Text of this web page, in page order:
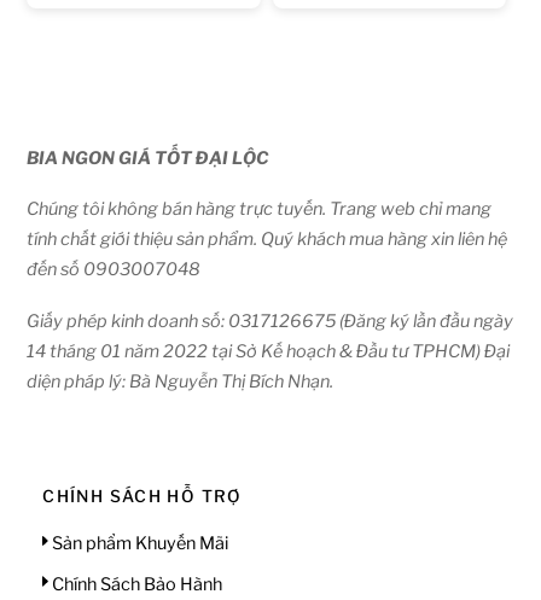
BIA NGON GIÁ TỐT ĐẠI LỘC
Chúng tôi không bán hàng trực tuyến. Trang web chỉ mang
tính chất giới thiệu sản phẩm. Quý khách mua hàng xin liên hệ
đến số 0903007048
Giấy phép kinh doanh số: 0317126675 (Đăng ký lần đầu ngày
14 tháng 01 năm 2022 tại Sở Kế hoạch & Đầu tư TPHCM) Đại
diện pháp lý: Bà Nguyễn Thị Bích Nhạn.
CHÍNH SÁCH HỖ TRỢ
Sản phẩm Khuyến Mãi
Chính Sách Bảo Hành